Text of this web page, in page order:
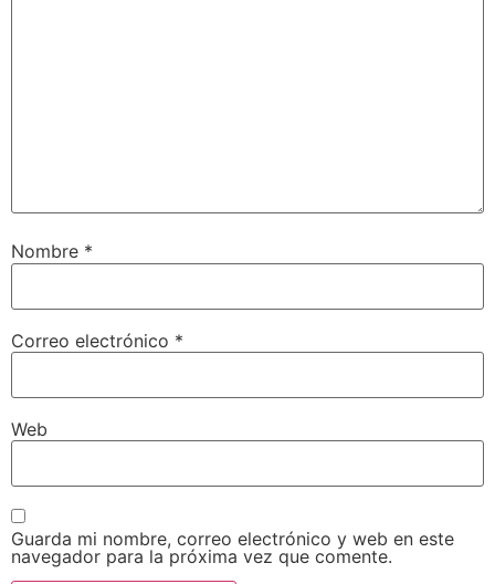
Nombre *
Correo electrónico *
Web
Guarda mi nombre, correo electrónico y web en este
navegador para la próxima vez que comente.